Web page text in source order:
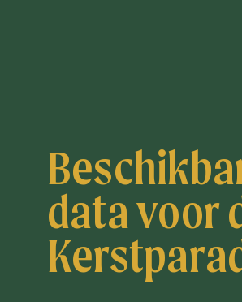
data voor